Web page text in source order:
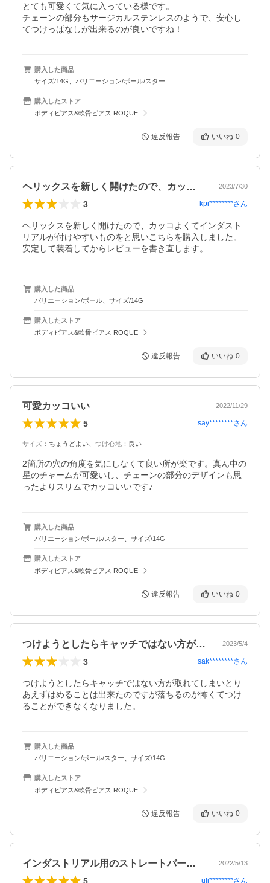
とても可愛くて気に入っている様です。
チェーンの部分もサージカルステンレスのようで、安心し
てつけっぱなしが出来るのが良いですね！
購入した商品
サイズ/14G、バリエーション/ボール/スター
購入したストア
ボディピアス&軟骨ピアス ROQUE
違反報告 いいね 0
ヘリックスを新しく開けたので、カッコよ… 2023/7/30
3 kpi********さん
ヘリックスを新しく開けたので、カッコよくてインダスト
リアルが付けやすいものをと思いこちらを購入しました。
安定して装着してからレビューを書き直します。
購入した商品
バリエーション/ボール、サイズ/14G
購入したストア
ボディピアス&軟骨ピアス ROQUE
違反報告 いいね 0
可愛カッコいい 2022/11/29
5 say********さん
サイズ ： ちょうどよい つけ心地 ： 良い
2箇所の穴の角度を気にしなくて良い所が楽です。真ん中の
星のチャームが可愛いし、チェーンの部分のデザインも思
ったよりスリムでカッコいいです♪
購入した商品
バリエーション/ボール/スター、サイズ/14G
購入したストア
ボディピアス&軟骨ピアス ROQUE
違反報告 いいね 0
つけようとしたらキャッチではない方が取… 2023/5/4
3 sak********さん
つけようとしたらキャッチではない方が取れてしまいとり
あえずはめることは出来たのですが落ちるのが怖くてつけ
ることができなくなりました。
購入した商品
バリエーション/ボール/スター、サイズ/14G
購入したストア
ボディピアス&軟骨ピアス ROQUE
違反報告 いいね 0
インダストリアル用のストレートバーベル… 2022/5/13
5 uli********さん